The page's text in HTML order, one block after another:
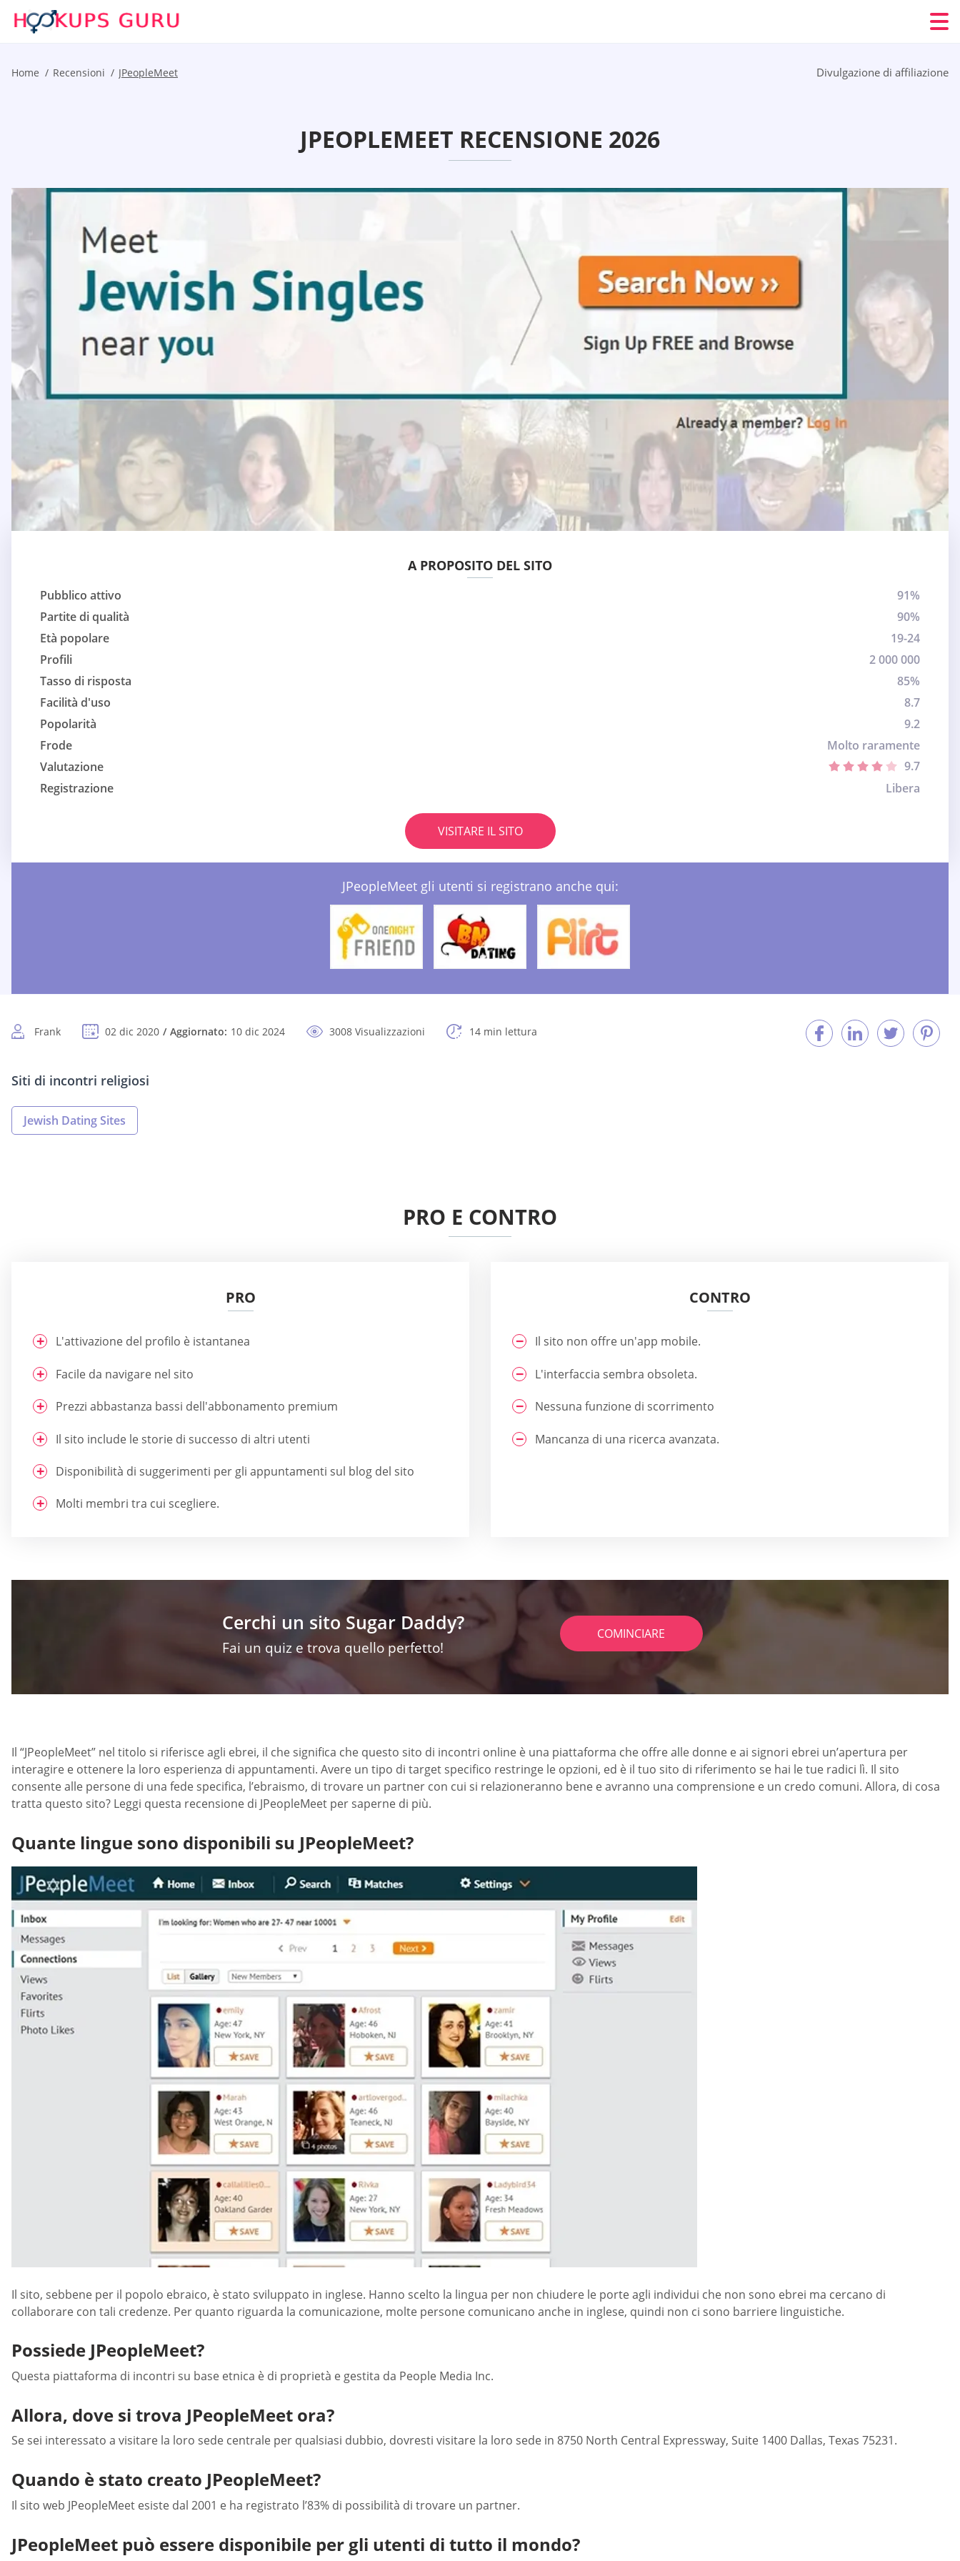
Home Recensioni JPeopleMeet Divulgazione di affiliazione
JPEOPLEMEET RECENSIONE 2026
A PROPOSITO DEL SITO
Pubblico attivo
91%
Partite di qualità
90%
Età popolare
19-24
Profili
2 000 000
Tasso di risposta
85%
Facilità d'uso
8.7
Popolarità
9.2
Frode
Molto raramente
Valutazione
9.7
Registrazione
Libera
VISITARE IL SITO
JPeopleMeet gli utenti si registrano anche qui:
Frank 02 dic 2020 Aggiornato: 10 dic 2024 3008 Visualizzazioni 14 min lettura
Siti di incontri religiosi
Jewish Dating Sites
PRO E CONTRO
PRO
L'attivazione del profilo è istantanea
Facile da navigare nel sito
Prezzi abbastanza bassi dell'abbonamento premium
Il sito include le storie di successo di altri utenti
Disponibilità di suggerimenti per gli appuntamenti sul blog del sito
Molti membri tra cui scegliere.
CONTRO
Il sito non offre un'app mobile.
L'interfaccia sembra obsoleta.
Nessuna funzione di scorrimento
Mancanza di una ricerca avanzata.
Cerchi un sito Sugar Daddy?
Fai un quiz e trova quello perfetto!
COMINCIARE
Il “JPeopleMeet” nel titolo si riferisce agli ebrei, il che significa che questo sito di incontri online è una piattaforma che offre alle donne e ai signori ebrei un’apertura per
interagire e ottenere la loro esperienza di appuntamenti. Avere un tipo di target specifico restringe le opzioni, ed è il tuo sito di riferimento se hai le tue radici lì. Il sito
consente alle persone di una fede specifica, l’ebraismo, di trovare un partner con cui si relazioneranno bene e avranno una comprensione e un credo comuni. Allora, di cosa
tratta questo sito? Leggi questa recensione di JPeopleMeet per saperne di più.
Quante lingue sono disponibili su JPeopleMeet?
Il sito, sebbene per il popolo ebraico, è stato sviluppato in inglese. Hanno scelto la lingua per non chiudere le porte agli individui che non sono ebrei ma cercano di
collaborare con tali credenze. Per quanto riguarda la comunicazione, molte persone comunicano anche in inglese, quindi non ci sono barriere linguistiche.
Possiede JPeopleMeet?
Questa piattaforma di incontri su base etnica è di proprietà e gestita da People Media Inc.
Allora, dove si trova JPeopleMeet ora?
Se sei interessato a visitare la loro sede centrale per qualsiasi dubbio, dovresti visitare la loro sede in 8750 North Central Expressway, Suite 1400 Dallas, Texas 75231.
Quando è stato creato JPeopleMeet?
Il sito web JPeopleMeet esiste dal 2001 e ha registrato l’83% di possibilità di trovare un partner.
JPeopleMeet può essere disponibile per gli utenti di tutto il mondo?